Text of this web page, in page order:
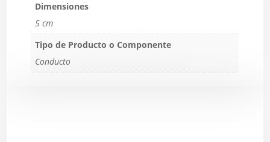
Dimensiones
5 cm
Tipo de Producto o Componente
Conducto